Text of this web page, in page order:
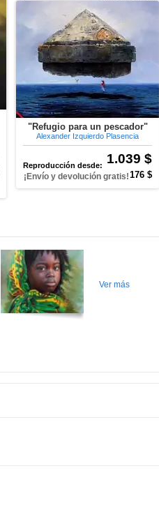
"Refugio para un pescador"
Alexander Izquierdo Plasencia
1.039 $
Reproducción desde:
176 $
¡Envío y devolución gratis!
Ver más